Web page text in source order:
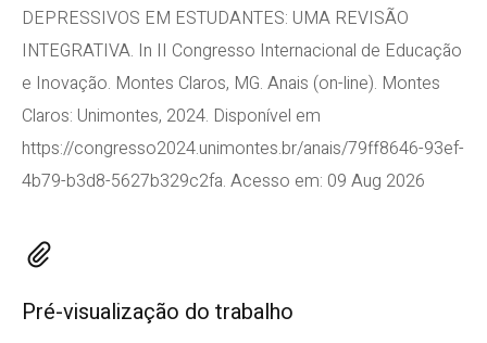
DEPRESSIVOS EM ESTUDANTES: UMA REVISÃO
INTEGRATIVA. In II Congresso Internacional de Educação
e Inovação. Montes Claros, MG. Anais (on-line). Montes
Claros: Unimontes, 2024. Disponível em
https://congresso2024.unimontes.br/anais/79ff8646-93ef-
4b79-b3d8-5627b329c2fa. Acesso em: 09 Aug 2026
Pré-visualização do trabalho